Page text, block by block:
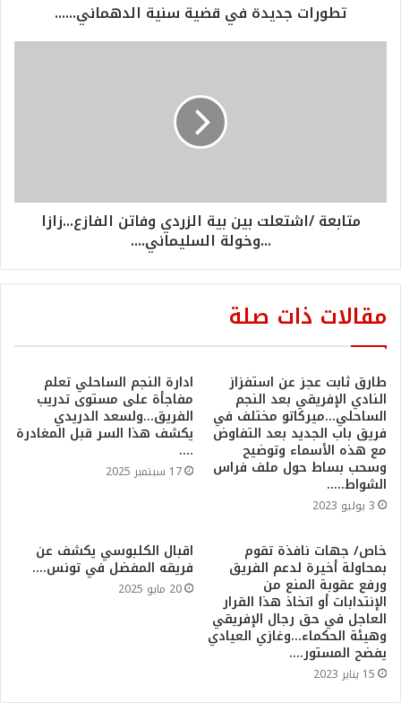
تطورات جديدة في قضية سنية الدهماني......
متابعة /اشتعلت بين بية الزردي وفاتن الفازع...زازا
...وخولة السليماني....
مقالات ذات صلة
طارق ثابت عجز عن استفزاز
النادي الإفريقي بعد النجم
الساحلي…ميركاتو مختلف في
فريق باب الجديد بعد التفاوض
مع هذه الأسماء وتوضيح
وسحب بساط حول ملف فراس
الشواط…..
3 يوليو 2023
ادارة النجم الساحلي تعلم
مفاجأة على مستوى تدريب
الفريق…ولسعد الدريدي
يكشف هذا السر قبل المغادرة
….
17 سبتمبر 2025
خاص/ جهات نافذة تقوم
بمحاولة أخيرة لدعم الفريق
ورفع عقوبة المنع من
الإنتدابات أو اتخاذ هذا القرار
العاجل في حق رجال الإفريقي
وهيئة الحكماء…وغازي العيادي
يفضح المستور….
15 يناير 2023
اقبال الكلبوسي يكشف عن
فريقه المفضل في تونس….
20 مايو 2025